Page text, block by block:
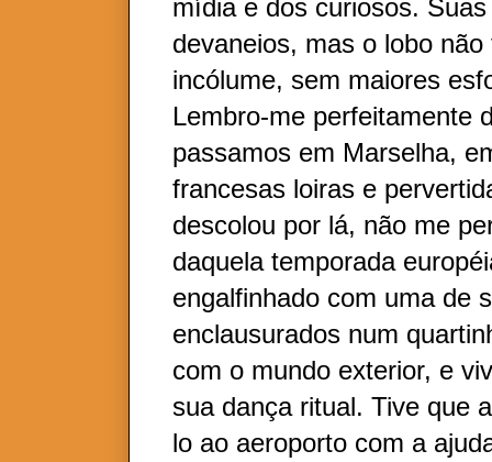
mídia e dos curiosos.
devaneios, mas o lobo
incólume, sem maiores
Lembro-me perfeitamente
passamos em Marselha,
francesas loiras e
descolou por lá, não me
daquela temporada
engalfinhado com uma de
enclausurados num
com o mundo exterior, e
sua dança ritual. Tive que
lo ao aeroporto com a